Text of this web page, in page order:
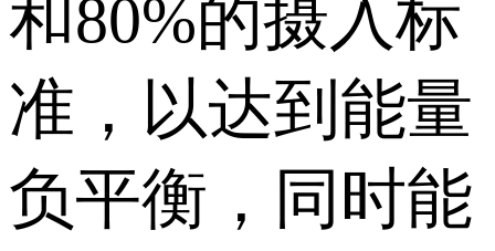
和80%的摄入标
准，以达到能量
负平衡，同时能